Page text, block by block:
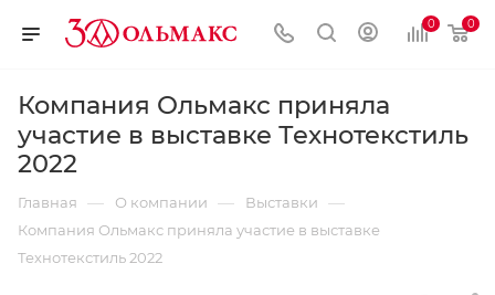
0 0
Компания Ольмакс приняла
участие в выставке Технотекстиль
2022
Главная — О компании — Выставки —
Компания Ольмакс приняла участие в выставке
Технотекстиль 2022